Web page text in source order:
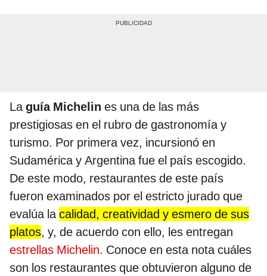
Laguía Michelin es una de las más
prestigiosas en el rubro de gastronomía y
turismo. Por primera vez, incursionó en
Sudamérica y Argentina fue el país escogido.
De este modo, restaurantes de este país
fueron examinados por el estricto jurado que
evalúa lacalidad, creatividad y esmero de sus
platos, y, de acuerdo con ello, les entregan
estrellas Michelin. Conoce en esta nota cuáles
son los restaurantes que obtuvieron alguno de